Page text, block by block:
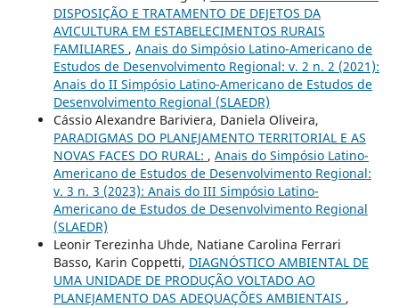
DISPOSIÇÃO E TRATAMENTO DE DEJETOS DA
AVICULTURA EM ESTABELECIMENTOS RURAIS
FAMILIARES , Anais do Simpósio Latino-Americano de
Estudos de Desenvolvimento Regional: v. 2 n. 2 (2021):
Anais do II Simpósio Latino-Americano de Estudos de
Desenvolvimento Regional (SLAEDR)
Cássio Alexandre Bariviera, Daniela Oliveira,
PARADIGMAS DO PLANEJAMENTO TERRITORIAL E AS
NOVAS FACES DO RURAL: , Anais do Simpósio Latino-
Americano de Estudos de Desenvolvimento Regional:
v. 3 n. 3 (2023): Anais do III Simpósio Latino-
Americano de Estudos de Desenvolvimento Regional
(SLAEDR)
Leonir Terezinha Uhde, Natiane Carolina Ferrari
Basso, Karin Coppetti, DIAGNÓSTICO AMBIENTAL DE
UMA UNIDADE DE PRODUÇÃO VOLTADO AO
PLANEJAMENTO DAS ADEQUAÇÕES AMBIENTAIS ,